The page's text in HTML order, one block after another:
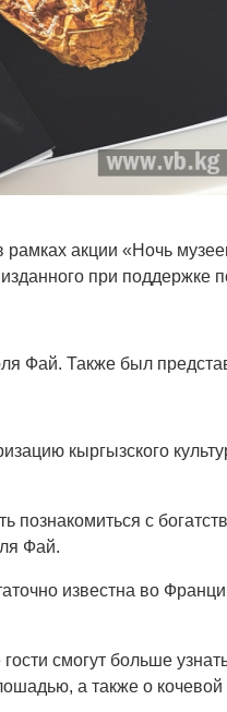
акции «Ночь
при поддержке
Фай. Также был
кыргызского
с
Фай.
известна во
смогут больше
а также о кочевой